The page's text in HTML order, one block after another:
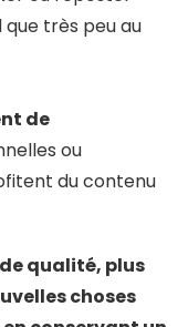
très peu au
de
ou
du contenu
qualité, plus
choses